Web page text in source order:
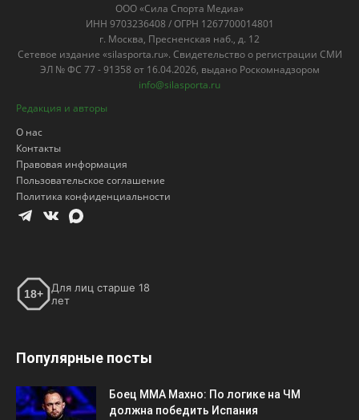
ООО «Сила Спорта Медиа»
ИНН 9703236408 / ОГРН 1267700014801
г. Москва, Пресненская наб., д. 12
Сетевое издание «silasporta.ru». Свидетельство о регистрации СМИ
ЭЛ № ФС 77 - 91358 от 16.04.2026, выдано Роскомнадзором
info@silasporta.ru
Редакция и авторы
О нас
Контакты
Правовая информация
Пользовательское соглашение
Политика конфиденциальности
18+
Для лиц старше 18
лет
Популярные посты
Боец ММА Махно: По логике на ЧМ
должна победить Испания